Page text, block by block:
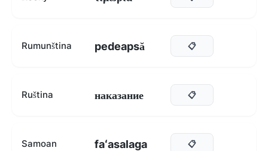
Rumunština pedeapsă 📋
Ruština наказание 📋
Samoan faʻasalaga 📋